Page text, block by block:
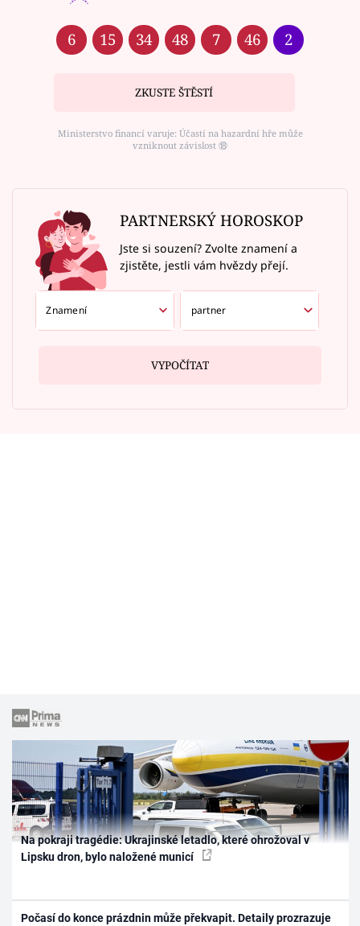
6 15 34 48 7 46 2
ZKUSTE ŠTĚSTÍ
Ministerstvo financí varuje: Účastí na hazardní hře může
vzniknout závislost ⑱
PARTNERSKÝ HOROSKOP
Jste si souzení? Zvolte znamení a
zjistěte, jestli vám hvězdy přejí.
VYPOČÍTAT
Na pokraji tragédie: Ukrajinské letadlo, které ohrožoval v
Lipsku dron, bylo naložené municí
Počasí do konce prázdnin může překvapit. Detaily prozrazuje